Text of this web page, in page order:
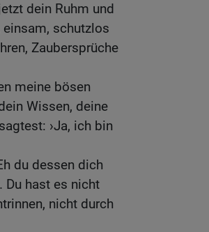
dein Ruhm und
einsam, schutzlos
Zaubersprüche
meine bösen
Wissen, deine
›Ja, ich bin
du dessen dich
Du hast es nicht
nicht durch